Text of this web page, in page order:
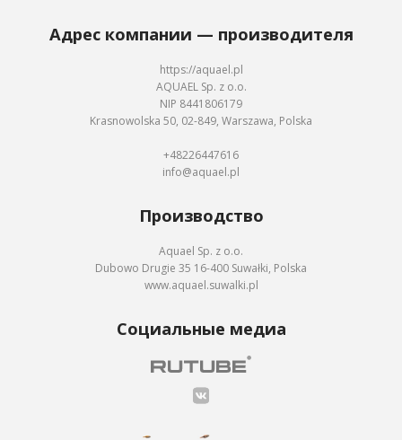
Адрес компании — производителя
https://aquael.pl
AQUAEL Sp. z o.o.
NIP 8441806179
Krasnowolska 50, 02-849, Warszawa, Polska
+48226447616
info@aquael.pl
Производство
Aquael Sp. z o.o.
Dubowo Drugie 35 16-400 Suwałki, Polska
www.aquael.suwalki.pl
Социальные медиа